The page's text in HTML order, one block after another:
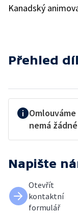
Kanadský
Přehled
nemá
Napište
Otevřít
kontaktní
formulář